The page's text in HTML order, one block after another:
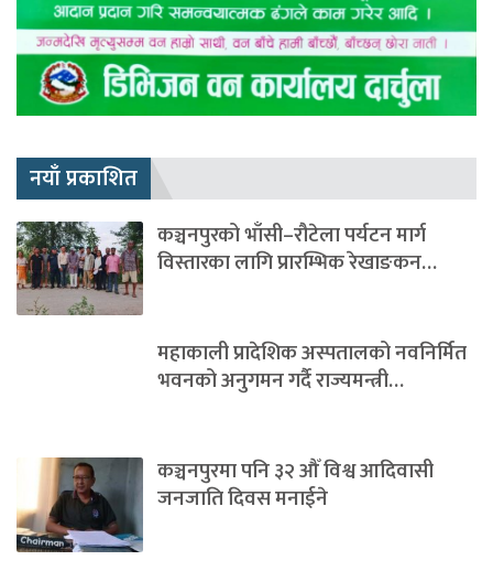
नयाँ प्रकाशित
कञ्चनपुरको भाँसी–रौटेला पर्यटन मार्ग
विस्तारका लागि प्रारम्भिक रेखाङकन…
महाकाली प्रादेशिक अस्पतालको नवनिर्मित
भवनको अनुगमन गर्दै राज्यमन्त्री…
कञ्चनपुरमा पनि ३२ औँ विश्व आदिवासी
जनजाति दिवस मनाईने